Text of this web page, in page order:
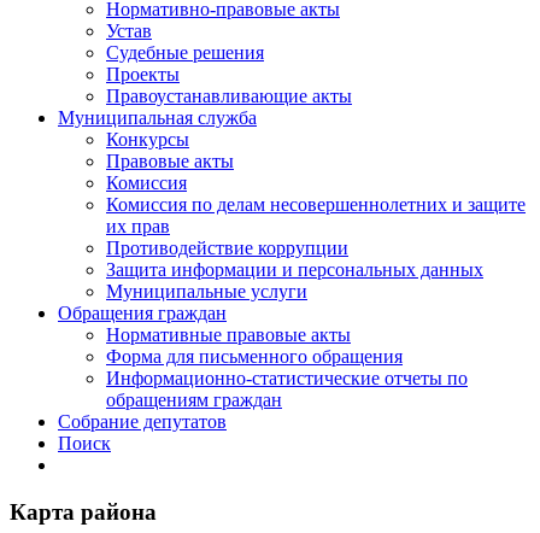
Нормативно-правовые акты
Устав
Судебные решения
Проекты
Правоустанавливающие акты
Муниципальная служба
Конкурсы
Правовые акты
Комиссия
Комиссия по делам несовершеннолетних и защите
их прав
Противодействие коррупции
Защита информации и персональных данных
Муниципальные услуги
Обращения граждан
Нормативные правовые акты
Форма для письменного обращения
Информационно-статистические отчеты по
обращениям граждан
Собрание депутатов
Поиск
Карта района